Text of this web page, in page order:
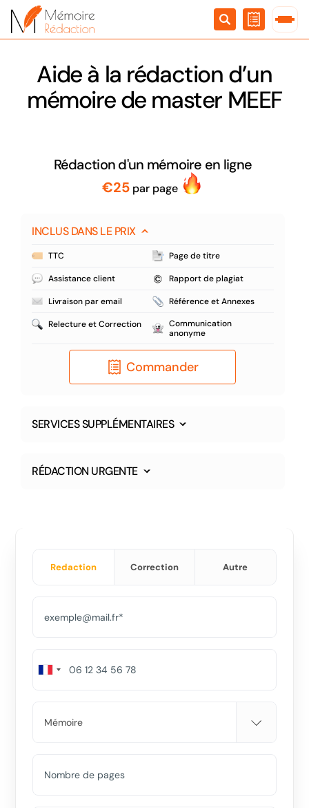
Passer
contenu
Aide à la rédaction d’un
mémoire de master MEEF
Rédaction d'un mémoire en ligne
€25 par page
INCLUS DANS LE PRIX
TTC Page de titre
Assistance client Rapport de plagiat
Livraison par email Référence et Annexes
Relecture et Correction
Communication
anonyme
Commander
SERVICES SUPPLÉMENTAIRES
RÉDACTION URGENTE
Redaction Correction Autre